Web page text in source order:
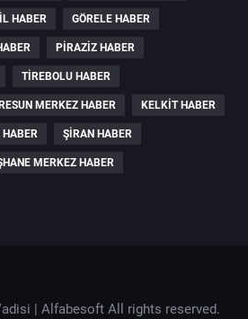
HABER GÖRELE HABER
PIRAZIZ HABER
TIREBOLU HABER
MERKEZ HABER KELKIT HABER
HABER ŞIRAN HABER
MERKEZ HABER
| Alfabesoft All rights reserved.